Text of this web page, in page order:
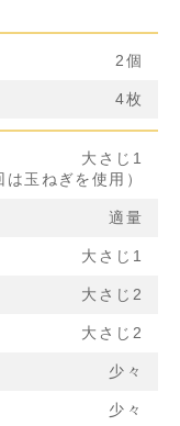
2個
4枚
大さじ1
は玉ねぎを使用）
適量
大さじ1
大さじ2
大さじ2
少々
少々